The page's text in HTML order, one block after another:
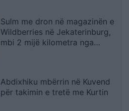
Sulm me dron në magazinën e
Wildberries në Jekaterinburg,
mbi 2 mijë kilometra nga
Abdixhiku mbërrin në Kuvend
për takimin e tretë me Kurtin